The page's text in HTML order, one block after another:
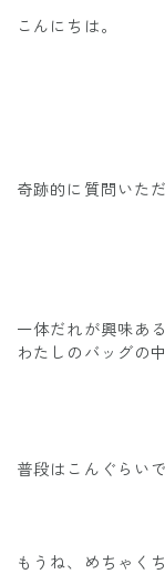
こんにちは。
奇跡的に質問いた
一体だれが興味あ
わたしのバッグの
普段はこんぐらいで
もうね、めちゃく